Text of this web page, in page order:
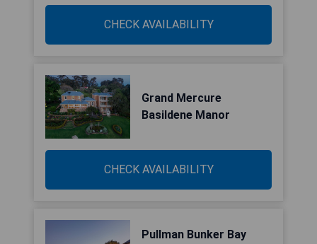
CHECK AVAILABILITY
Grand Mercure
Basildene Manor
CHECK AVAILABILITY
Pullman Bunker Bay